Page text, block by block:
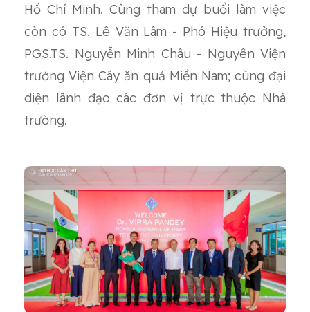
Hồ Chí Minh. Cùng tham dự buổi làm việc
còn có TS. Lê Văn Lâm - Phó Hiệu trưởng,
PGS.TS. Nguyễn Minh Châu - Nguyên Viện
trưởng Viện Cây ăn quả Miền Nam; cùng đại
diện lãnh đạo các đơn vị trực thuộc Nhà
trường.